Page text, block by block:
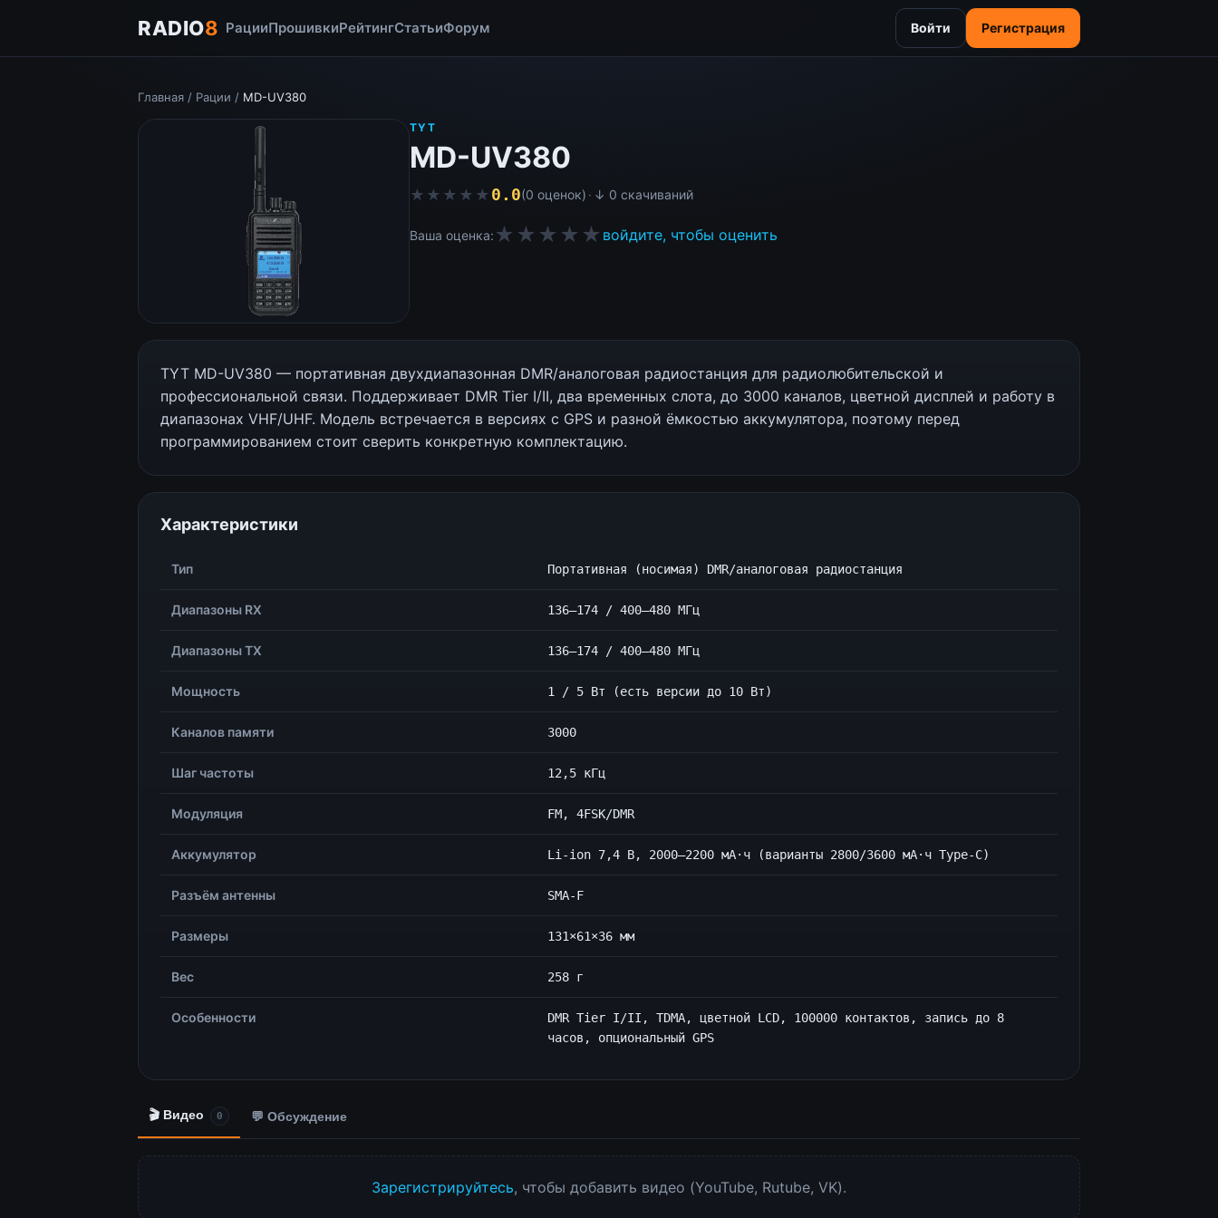
RADIO8 РацииПрошивкиРейтингСтатьиФорум Войти Регистрация
Главная / Рации / MD-UV380
TYT
MD-UV380
★★★★★
★★★★★ 0.0(0 оценок) · ↓ 0 скачиваний
Ваша оценка: ★★★★★ войдите, чтобы оценить
TYT MD-UV380 — портативная двухдиапазонная DMR/аналоговая радиостанция для радиолюбительской и
профессиональной связи. Поддерживает DMR Tier I/II, два временных слота, до 3000 каналов, цветной дисплей и работу в
диапазонах VHF/UHF. Модель встречается в версиях с GPS и разной ёмкостью аккумулятора, поэтому перед
программированием стоит сверить конкретную комплектацию.
Характеристики
Тип Портативная (носимая) DMR/аналоговая радиостанция
Диапазоны RX 136–174 / 400–480 МГц
Диапазоны TX 136–174 / 400–480 МГц
Мощность 1 / 5 Вт (есть версии до 10 Вт)
Каналов памяти 3000
Шаг частоты 12,5 кГц
Модуляция FM, 4FSK/DMR
Аккумулятор Li-ion 7,4 В, 2000–2200 мА·ч (варианты 2800/3600 мА·ч Type-C)
Разъём антенны SMA-F
Размеры 131×61×36 мм
Вес 258 г
Особенности
DMR Tier I/II, TDMA, цветной LCD, 100000 контактов, запись до 8
часов, опциональный GPS
🎬 Видео 0 💬 Обсуждение
Зарегистрируйтесь, чтобы добавить видео (YouTube, Rutube, VK).